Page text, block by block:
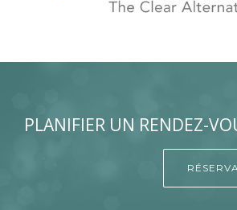
PLANIFIER UN RENDEZ-